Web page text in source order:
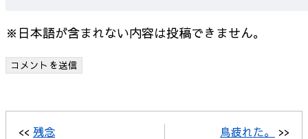
※日本語が含まれない内容は投稿できません。
<< 残念 鳥疲れた。 >>